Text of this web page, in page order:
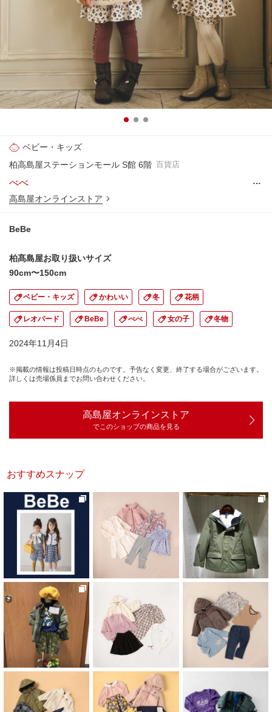
ベビー・キッズ
柏高島屋ステーションモール S館 6階 百貨店
べべ
…
高島屋オンラインストア
BeBe
柏髙島屋お取り扱いサイズ
90cm〜150cm
ベビー・キッズ かわいい 冬 花柄
レオパード BeBe べべ 女の子 冬物
2024年11月4日
※掲載の情報は投稿日時点のものです。予告なく変更、終了する場合がございます。
詳しくは売場係員までお問い合わせください。
高島屋オンラインストア
でこのショップの商品を見る
おすすめスナップ